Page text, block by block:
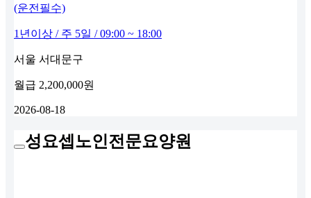
(운전필수)
1년이상 / 주 5일 / 09:00 ~ 18:00
서울 서대문구
월급 2,200,000원
2026-08-18
성요셉노인전문요양원